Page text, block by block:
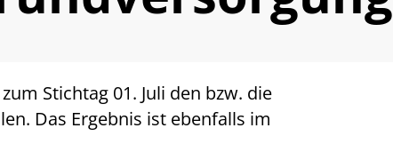
Stichtag 01. Juli den bzw. die
Das Ergebnis ist ebenfalls im